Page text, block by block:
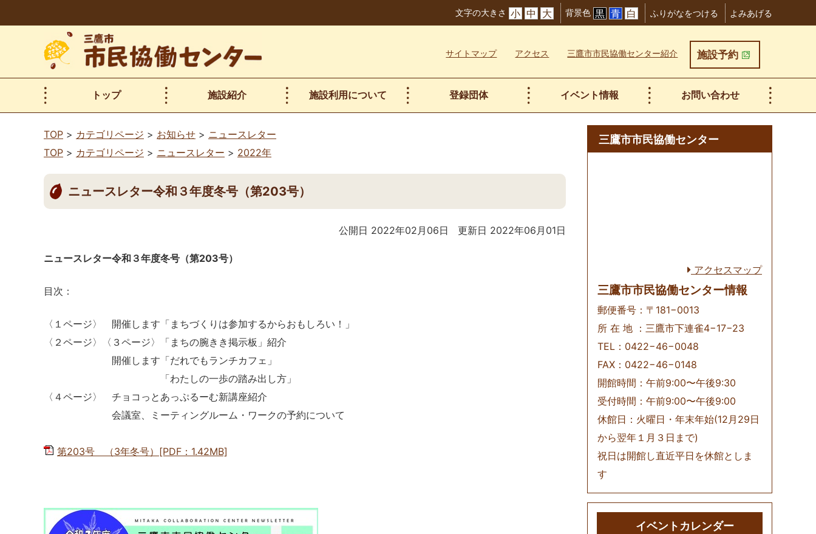
文
へ
移
動
文字の大きさ 小 中 大 背景色 黒 青 白 ふりがなをつける よみあげる
サイトマップ アクセス 三鷹市市民協働センター紹介 施設予約
トップ 施設紹介 施設利用について 登録団体 イベント情報 お問い合わせ
TOP カテゴリページ お知らせ
ニュースレター
TOP
カテゴリページ ニュースレター 2022年
ニュースレター令和３年度冬号（第203号）
公開日 2022年02月06日 更新日 2022年06月01日
ニュースレター令和３年度冬号（第203号）
目次：
〈１ページ〉 開催します「まちづくりは参加するからおもしろい！」
〈２ページ〉〈３ページ〉「まちの腕きき掲示板」紹介
開催します「だれでもランチカフェ」
「わたしの一歩の踏み出し方」
〈４ページ〉 チョコっとあっぷるーむ新講座紹介
会議室、ミーティングルーム・ワークの予約について
第203号 （3年冬号）[PDF：1.42MB]
三鷹市市民協働センター
アクセスマップ
三鷹市市民協働センター情報
郵便番号：〒181−0013
所 在 地 ：三鷹市下連雀4−17−23
TEL：0422−46−0048
FAX：0422−46−0148
開館時間：午前9:00〜午後9:30
受付時間：午前9:00〜午後9:00
休館日：火曜日・年末年始(12月29日
から翌年１月３日まで)
祝日は開館し直近平日を休館としま
す
イベントカレンダー